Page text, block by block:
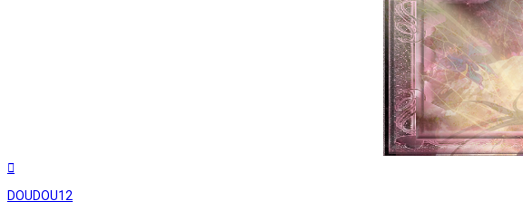
DOUDOU12